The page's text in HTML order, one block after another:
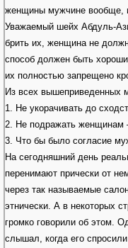
женщины мужчине вообще,
Уважаемый шейх Абдуль-
брить их, женщина не
способ должен быть
их полностью запрещено
Из всех вышеприведенных
1. Не укорачивать до
2. Не подражать женщинам
3. Что бы было согласие
На сегодняшний день
перенимают прически от
через так называемые
этнически. А в некоторых
громко говорили об этом.
слышал, когда его